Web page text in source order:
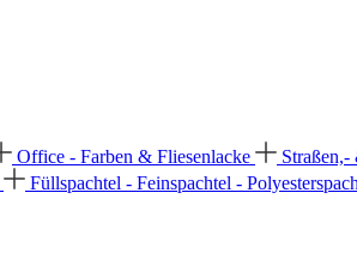
Office - Farben & Fliesenlacke Straßen,-
Füllspachtel - Feinspachtel -